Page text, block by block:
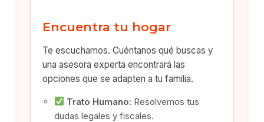
Encuentra tu hogar
Te escuchamos. Cuéntanos qué buscas y
una asesora experta encontrará las
opciones que se adapten a tu familia.
Trato Humano: Resolvemos tus
dudas legales y fiscales.